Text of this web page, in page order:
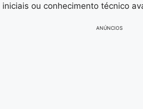
iniciais ou conhecimento técnico
ANÚNCIOS